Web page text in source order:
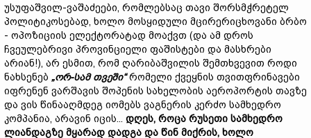
უსუფაშვილ-ვაშაძეები, რომლებსაც თავი შორსმჭრეტელ
პოლიტიკოსებად, ხოლო მოსყიდული მცირერიცხოვანი ბრბო
- ოპოზიციის ელექტორატად მოაქვთ (და ამ დროს
ჩვეულებრივი პროვინციელი ფაშისტები და მასხრები
არიან!), არ ესმით, რომ ღარიბაშვილის შემთხვევით როდი
ნახსენებ „ორ-სამ თვეში“რომელი ქვეყნის თვითფრინავები
იფრენენ ვარშავის შოპენის სახელობის აეროპორტის თავზე
და ვის წინააღმდეგ იომებს ვაგნერის კერძო სამხედრო
კომპანია, არავინ იცის... დღეს, როცა რუსეთი სამხედრო
ლიანდაგზე მყარად დადგა და წინ მიქრის, ხოლო